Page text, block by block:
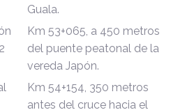
Guala.
Km 53+065, a 450 metros
del puente peatonal de la
vereda Japón.
Km 54+154, 350 metros
antes del cruce hacia el